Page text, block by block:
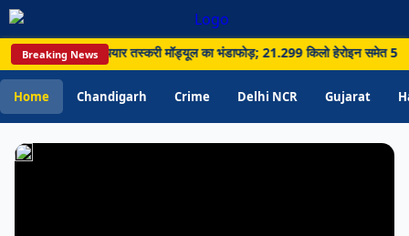
Breaking News
पार नशा और हथियार तस्करी मॉड्यूल का भंडाफोड़; 21.299 किलो हेरोइन समेत 5
Home Chandigarh Crime Delhi NCR Gujarat
पानी;
विभाग
ने
बढ़ाई
जागरूकता